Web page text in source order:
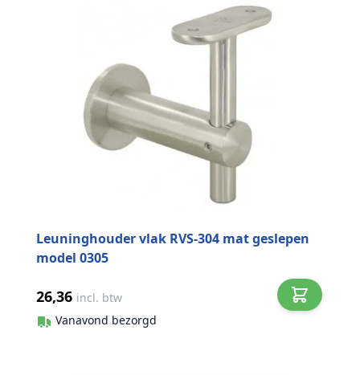
Leuninghouder vlak RVS-304 mat geslepen
model 0305
26,36 incl. btw
Vanavond bezorgd